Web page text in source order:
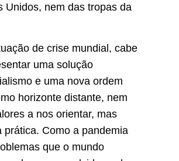
Unidos, nem das tropas da
de crise mundial, cabe
uma solução
e uma nova ordem
horizonte distante, nem
a nos orientar, mas
prática. Como a pandemia
que o mundo